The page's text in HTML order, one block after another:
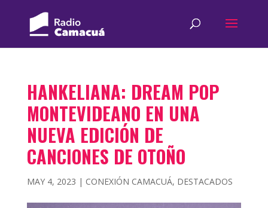
HANKELIANA: DREAM POP
MONTEVIDEANO EN UNA
NUEVA EDICIÓN DE
CANCIONES DE OTOÑO
MAY 4, 2023 | CONEXIÓN CAMACUÁ, DESTACADOS